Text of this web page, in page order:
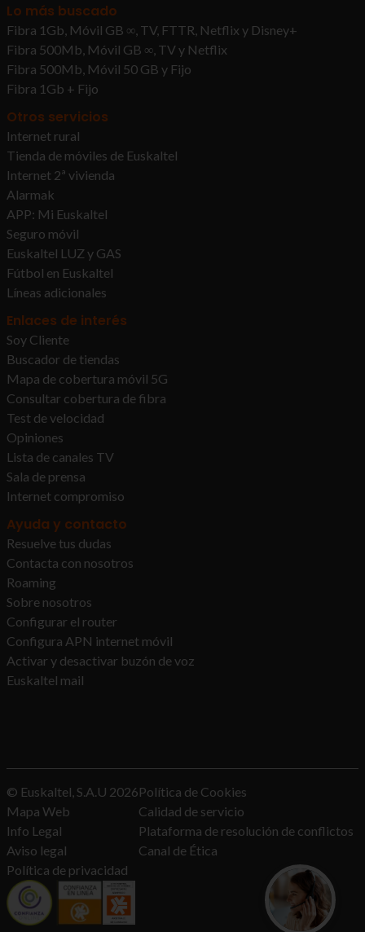
Lo más buscado
Fibra 1Gb, Móvil GB ∞, TV, FTTR, Netflix y Disney+
Fibra 500Mb, Móvil GB ∞, TV y Netflix
Fibra 500Mb, Móvil 50 GB y Fijo
Fibra 1Gb + Fijo
Otros servicios
Internet rural
Tienda de móviles de Euskaltel
Internet 2ª vivienda
Alarmak
APP: Mi Euskaltel
Seguro móvil
Euskaltel LUZ y GAS
Fútbol en Euskaltel
Líneas adicionales
Enlaces de interés
Soy Cliente
Buscador de tiendas
Mapa de cobertura móvil 5G
Consultar cobertura de fibra
Test de velocidad
Opiniones
Lista de canales TV
Sala de prensa
Internet compromiso
Ayuda y contacto
Resuelve tus dudas
Contacta con nosotros
Roaming
Sobre nosotros
Configurar el router
Configura APN internet móvil
Activar y desactivar buzón de voz
Euskaltel mail
© Euskaltel, S.A.U 2026
Mapa Web
Info Legal
Aviso legal
Política de privacidad
Política de Cookies
Calidad de servicio
Plataforma de resolución de conflictos
Canal de Ética
¿Quieres
Te asesoramos